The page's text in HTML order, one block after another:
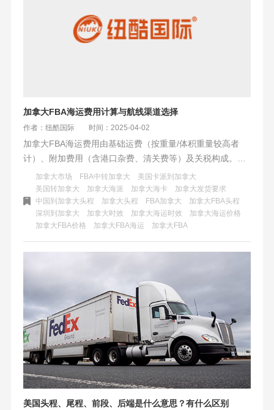
加拿大FBA海运费用计算与航线渠道选择
作者：纽酷国际 时间：2025-04-02
加拿大FBA海运费用由基础运费（按重量/体积重量较高者
计）、附加费用（含港口杂费、清关费等）及关税构成。航
线分直航温哥华（时效25-35天）、美森快船转口（规避塞
港，25-32天）和多伦多内陆路线（运费低10%-15%）。优
化建议：控制货物尺寸重量，小批量选拼箱+海卡专线，大货
选整柜+快船；冬季提前备货，优选双清包税服务商，对比隐
性费用。
加拿大市场 FBA中转加拿大
美国卡派到加拿大
美国转加拿大
加拿大海派 加拿大海卡
加拿大发货要求
中国到加拿大头程
加拿大头程 FBA加拿大
加拿大FBA头程
深圳到加拿大
加拿大时效 加拿大海运时效
加拿大海运价格
加拿大FBA价格
加拿大FBA海运 加拿大FBA
美国头程、尾程、前段、后端是什么意思？有什么区别